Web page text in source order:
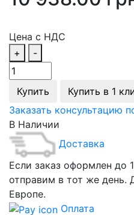
Цена с НДС
+
-
Купить
Купить в 1
Заказать консультацию
В Наличии
Доставка
Если заказ оформлен до
отправим в тот же день.
Европе.
Оплата